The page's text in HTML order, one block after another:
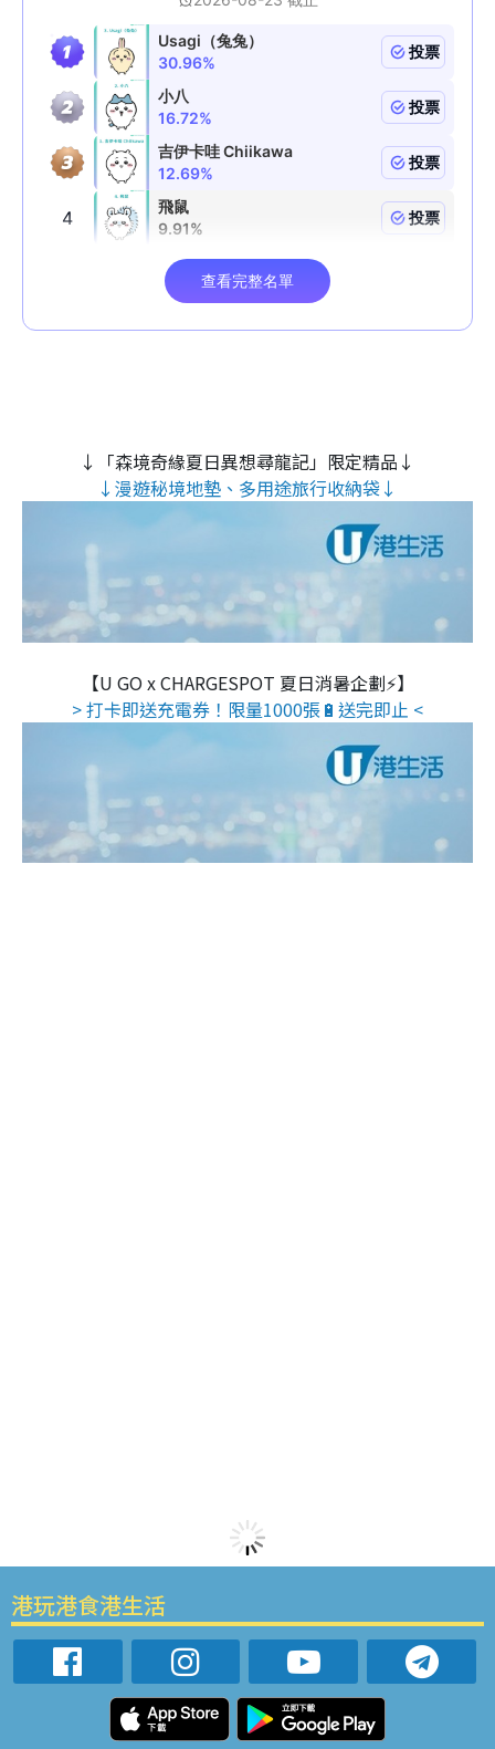
↓「森境奇緣夏日異想尋龍記」限定精品↓
↓漫遊秘境地墊、多用途旅行收納袋↓
【U GO x CHARGESPOT 夏日消暑企劃⚡】
> 打卡即送充電券！限量1000張🔋送完即止 <
港玩港食港生活